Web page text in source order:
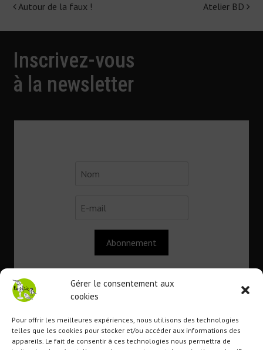
Gérer le consentement aux
cookies
Pour offrir les meilleures expériences, nous utilisons des technologies
telles que les cookies pour stocker et/ou accéder aux informations des
appareils. Le fait de consentir à ces technologies nous permettra de
Navigation
de
l'article
Autour de la faux ! Atelier BD
Inscrivez-vous
à la newsletter
Abonnement
Contact